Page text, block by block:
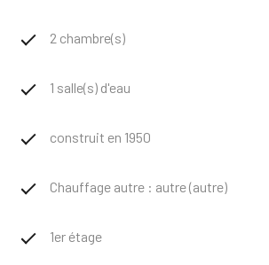
2 chambre(s)
1 salle(s) d'eau
construit en 1950
Chauffage autre : autre (autre)
1er étage